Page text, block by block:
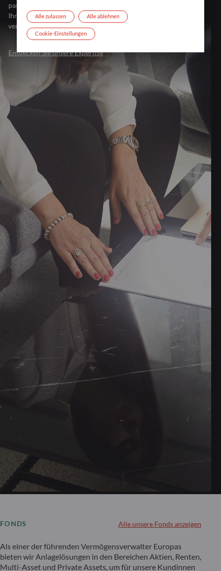
passgenau auf Ihre Anforderungen abgestimmt sind.
Ihre Investments verdienen mehr als Standardlösungen – sie
verdienen unsere Expertise.
Entdecken Sie unsere Expertise
FONDS Alle unsere Fonds anzeigen
Als einer der führenden Vermögensverwalter Europas
bieten wir Anlagelösungen in den Bereichen Aktien, Renten,
Multi-Asset und Private Assets, um für unsere Kundinnen
Alle ablehnen
Alle zulassen
Cookie-Einstellungen